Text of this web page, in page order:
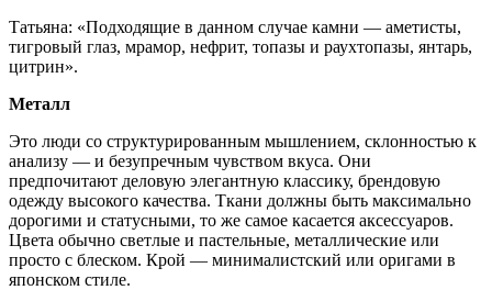
Татьяна: «Подходящие в данном случае камни — аметисты,
тигровый глаз, мрамор, нефрит, топазы и раухтопазы, янтарь,
цитрин».
Металл
Это люди со структурированным мышлением, склонностью к
анализу — и безупречным чувством вкуса. Они
предпочитают деловую элегантную классику, брендовую
одежду высокого качества. Ткани должны быть максимально
дорогими и статусными, то же самое касается аксессуаров.
Цвета обычно светлые и пастельные, металлические или
просто с блеском. Крой — минималистский или оригами в
японском стиле.